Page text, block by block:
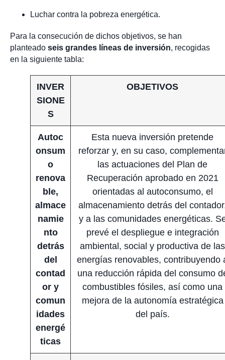
Luchar contra la pobreza energética.
Para la consecución de dichos objetivos, se han
planteado seis grandes líneas de inversión, recogidas
en la siguiente tabla:
INVER
SIONE
S
OBJETIVOS
Autoc
onsum
o
renova
ble,
almace
namie
nto
detrás
del
contad
or y
comun
idades
energé
ticas
Esta nueva inversión pretende
reforzar y, en su caso,
las actuaciones del Plan de
Recuperación aprobado en 2021
orientadas al autoconsumo, el
almacenamiento detrás del
y a las comunidades energéticas.
prevé el despliegue e integración
ambiental, social y productiva de las
energías renovables, contribuyendo
una reducción rápida del consumo
combustibles fósiles, así como una
mejora de la autonomía estratégica
del país.